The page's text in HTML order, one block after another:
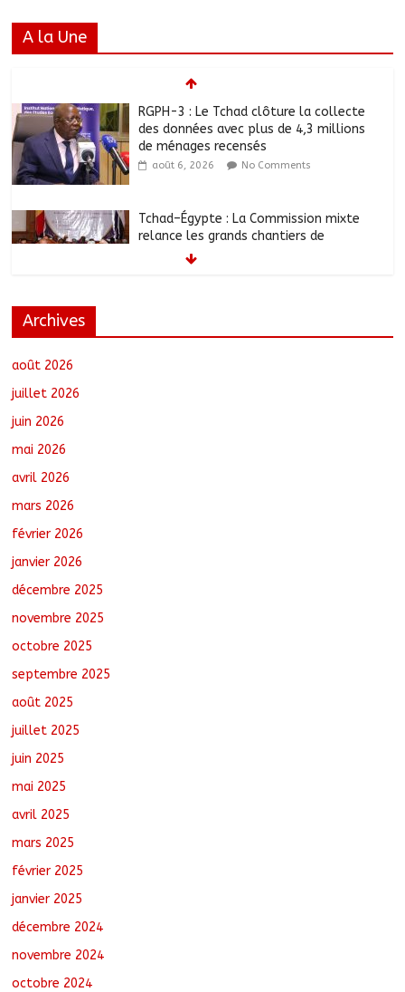
A la Une
Tchad–Égypte : La Commission mixte
relance les grands chantiers de
coopération
août 6, 2026 No Comments
Coopération aérienne : Air France salue
les progrès du Tchad en matière de
vaste opération de sauvetage
Archives
août 2026
juillet 2026
juin 2026
mai 2026
avril 2026
mars 2026
février 2026
janvier 2026
décembre 2025
novembre 2025
octobre 2025
septembre 2025
août 2025
juillet 2025
juin 2025
mai 2025
avril 2025
mars 2025
février 2025
janvier 2025
décembre 2024
novembre 2024
octobre 2024